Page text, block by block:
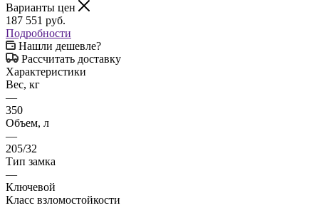
Варианты цен
187 551 руб.
Подробности
Нашли дешевле?
Рассчитать доставку
Характеристики
Вес, кг
—
350
Объем, л
—
205/32
Тип замка
—
Ключевой
Класс взломостойкости